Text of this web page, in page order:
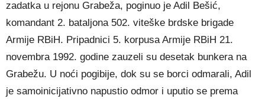
zadatka u rejonu Grabeža, poginuo je Adil Bešić,
komandant 2. bataljona 502. viteške brdske brigade
Armije RBiH. Pripadnici 5. korpusa Armije RBiH 21.
novembra 1992. godine zauzeli su desetak bunkera na
Grabežu. U noći pogibije, dok su se borci odmarali, Adil
je samoinicijativno napustio odmor i uputio se prema